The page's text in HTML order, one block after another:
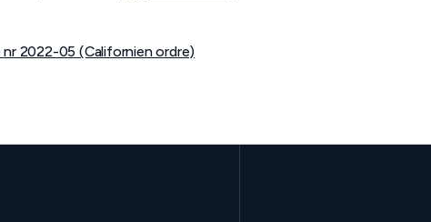
nr 2022-05 (Californien ordre)